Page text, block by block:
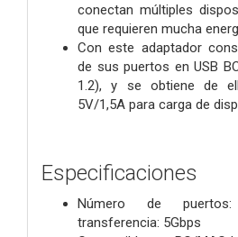
conectan múltiples
que requieren mucha
Con este adaptador
de sus puertos en USB
1.2), y se obtiene de
5V/1,5A para carga de
Especificaciones
Número de
transferencia: 5Gbps